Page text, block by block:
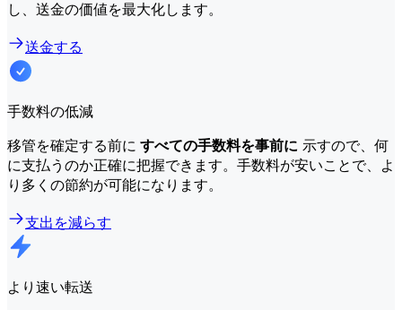
し、送金の価値を最大化します。
送金する
手数料の低減
移管を確定する前に すべての手数料を事前に 示すので、何
に支払うのか正確に把握できます。手数料が安いことで、よ
り多くの節約が可能になります。
支出を減らす
より速い転送